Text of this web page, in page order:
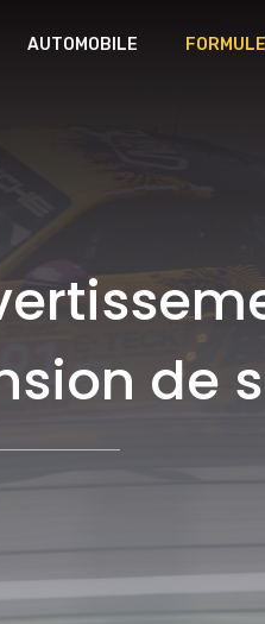
AUTOMOBILE
de